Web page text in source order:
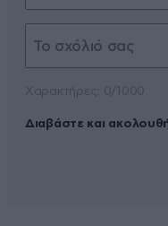
Διαβάστε και